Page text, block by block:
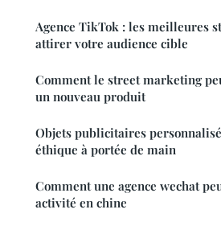
Agence TikTok : les meilleures
attirer votre audience cible
Comment le street marketing
un nouveau produit
Objets publicitaires
éthique à portée de main
Comment une agence wechat
activité en chine